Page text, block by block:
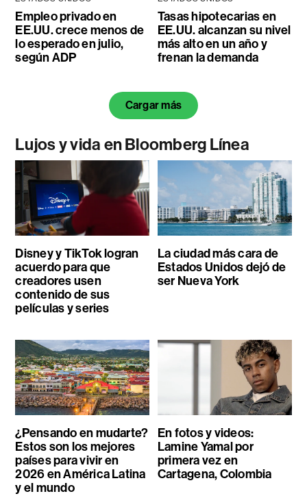
Empleo privado en
EE.UU. crece menos de
lo esperado en julio,
según ADP
Tasas hipotecarias en
EE.UU. alcanzan su nivel
más alto en un año y
frenan la demanda
Cargar más
Lujos y vida en Bloomberg Línea
Disney y TikTok logran
acuerdo para que
creadores usen
contenido de sus
películas y series
La ciudad más cara de
Estados Unidos dejó de
ser Nueva York
¿Pensando en mudarte?
Estos son los mejores
países para vivir en
2026 en América Latina
y el mundo
En fotos y videos:
Lamine Yamal por
primera vez en
Cartagena, Colombia